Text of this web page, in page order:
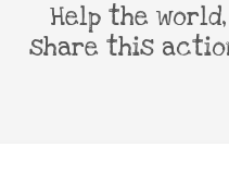
Help the world,
share this